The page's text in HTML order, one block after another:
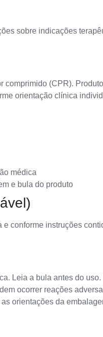
sobre indicações
comprimido (CPR).
orientação clínica
médica
e bula do produto
conforme instruções
Leia a bula antes do
ocorrer reações
orientações da